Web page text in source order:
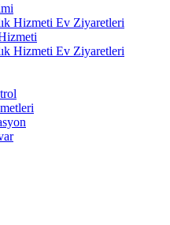
Hizmeti Ev Ziyaretleri
Hizmeti Ev Ziyaretleri